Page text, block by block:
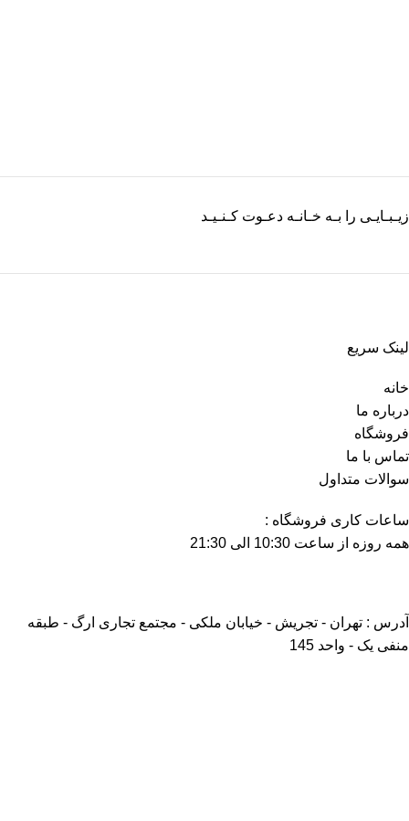
زیـبـایـی را بـه خـانـه دعـوت کـنـیـد
لینک سریع
خانه
درباره ما
فروشگاه
تماس با ما
سوالات متداول
ساعات کاری فروشگاه :
همه روزه از ساعت 10:30 الی 21:30
آدرس : تهران - تجریش - خیابان ملکی - مجتمع تجاری ارگ - طبقه
منفی یک - واحد 145